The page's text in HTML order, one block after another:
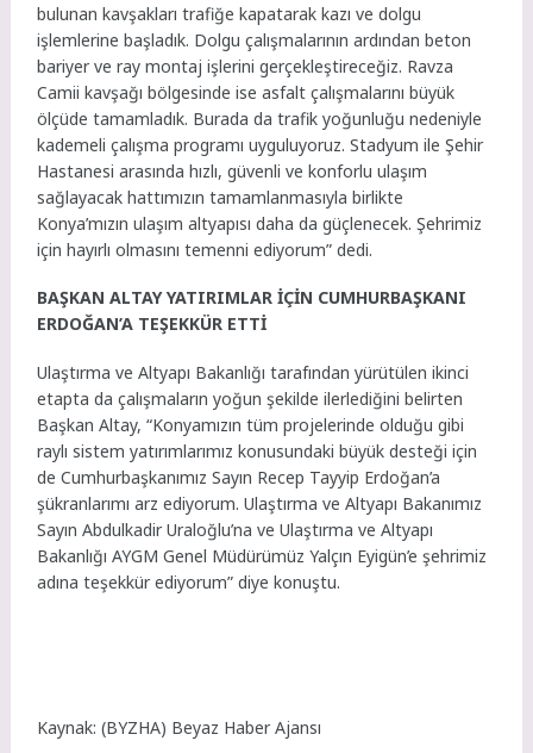
bulunan kavşakları trafiğe kapatarak kazı ve dolgu
işlemlerine başladık. Dolgu çalışmalarının ardından beton
bariyer ve ray montaj işlerini gerçekleştireceğiz. Ravza
Camii kavşağı bölgesinde ise asfalt çalışmalarını büyük
ölçüde tamamladık. Burada da trafik yoğunluğu nedeniyle
kademeli çalışma programı uyguluyoruz. Stadyum ile Şehir
Hastanesi arasında hızlı, güvenli ve konforlu ulaşım
sağlayacak hattımızın tamamlanmasıyla birlikte
Konya’mızın ulaşım altyapısı daha da güçlenecek. Şehrimiz
için hayırlı olmasını temenni ediyorum” dedi.
BAŞKAN ALTAY YATIRIMLAR İÇİN CUMHURBAŞKANI
ERDOĞAN’A TEŞEKKÜR ETTİ
Ulaştırma ve Altyapı Bakanlığı tarafından yürütülen ikinci
etapta da çalışmaların yoğun şekilde ilerlediğini belirten
Başkan Altay, “Konyamızın tüm projelerinde olduğu gibi
raylı sistem yatırımlarımız konusundaki büyük desteği için
de Cumhurbaşkanımız Sayın Recep Tayyip Erdoğan’a
şükranlarımı arz ediyorum. Ulaştırma ve Altyapı Bakanımız
Sayın Abdulkadir Uraloğlu’na ve Ulaştırma ve Altyapı
Bakanlığı AYGM Genel Müdürümüz Yalçın Eyigün’e şehrimiz
adına teşekkür ediyorum” diye konuştu.
Kaynak: (BYZHA) Beyaz Haber Ajansı